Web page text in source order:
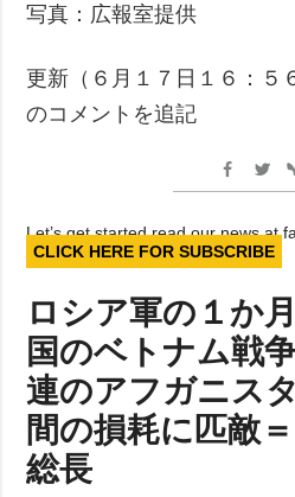
写真：広報室提供
更新（６月１７日１６：５
のコメントを追記
Let’s get started read our news at
CLICK HERE FOR SUBSCRIBE
ロシア軍の１か
国のベトナム戦
連のアフガニス
間の損耗に匹敵
総長